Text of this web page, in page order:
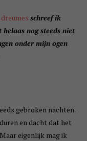
schreef ik
nog steeds niet
onder mijn ogen
gebroken nachten.
en dacht dat het
eigenlijk mag ik